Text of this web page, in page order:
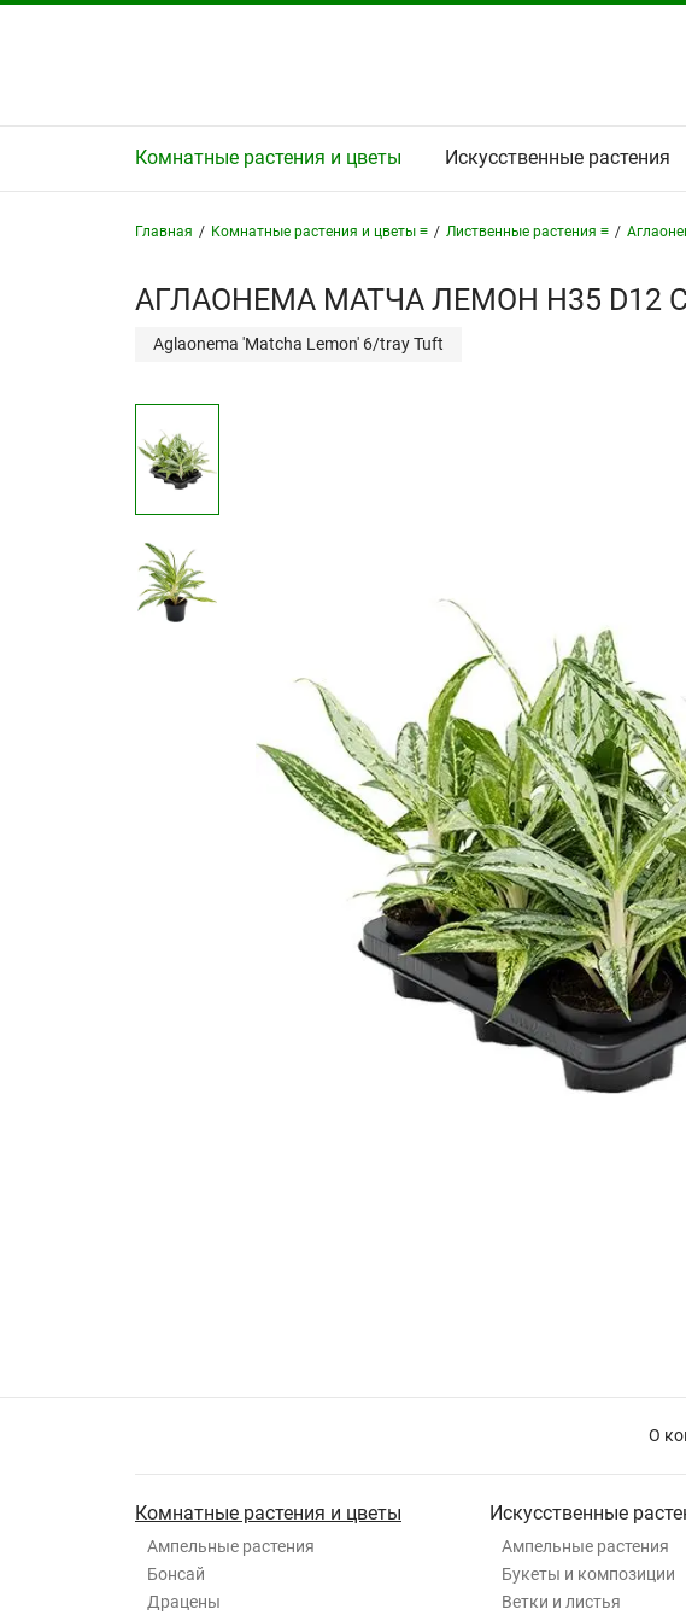
Комнатные растения и цветы Искусственные растения
Главная / Комнатные растения и цветы ≡ / Лиственные растения ≡ /
АГЛАОНЕМА МАТЧА ЛЕМОН H35 D12
Aglaonema 'Matcha Lemon' 6/tray Tuft
О
Комнатные растения и цветы
Ампельные растения
Бонсай
Драцены
Искусственные
Ампельные растения
Букеты и композиции
Ветки и листья